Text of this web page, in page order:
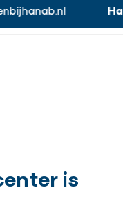
Werken bij
is